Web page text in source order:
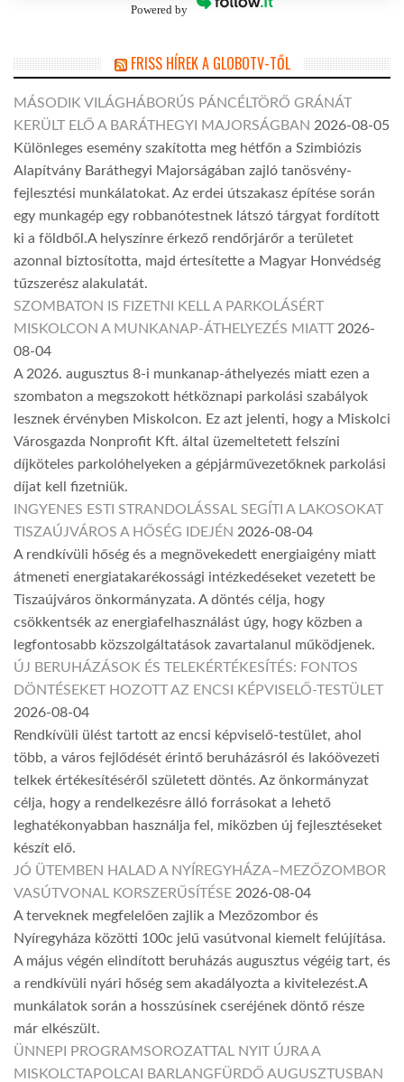
Powered by
FRISS HÍREK A GLOBOTV-TŐL
MÁSODIK VILÁGHÁBORÚS PÁNCÉLTÖRŐ GRÁNÁT
KERÜLT ELŐ A BARÁTHEGYI MAJORSÁGBAN 2026-08-05
Különleges esemény szakította meg hétfőn a Szimbiózis
Alapítvány Baráthegyi Majorságában zajló tanösvény-
fejlesztési munkálatokat. Az erdei útszakasz építése során
egy munkagép egy robbanótestnek látszó tárgyat fordított
ki a földből.A helyszínre érkező rendőrjárőr a területet
azonnal biztosította, majd értesítette a Magyar Honvédség
tűzszerész alakulatát.
SZOMBATON IS FIZETNI KELL A PARKOLÁSÉRT
MISKOLCON A MUNKANAP-ÁTHELYEZÉS MIATT 2026-
08-04
A 2026. augusztus 8-i munkanap-áthelyezés miatt ezen a
szombaton a megszokott hétköznapi parkolási szabályok
lesznek érvényben Miskolcon. Ez azt jelenti, hogy a Miskolci
Városgazda Nonprofit Kft. által üzemeltetett felszíni
díjköteles parkolóhelyeken a gépjárművezetőknek parkolási
díjat kell fizetniük.
INGYENES ESTI STRANDOLÁSSAL SEGÍTI A LAKOSOKAT
TISZAÚJVÁROS A HŐSÉG IDEJÉN 2026-08-04
A rendkívüli hőség és a megnövekedett energiaigény miatt
átmeneti energiatakarékossági intézkedéseket vezetett be
Tiszaújváros önkormányzata. A döntés célja, hogy
csökkentsék az energiafelhasználást úgy, hogy közben a
legfontosabb közszolgáltatások zavartalanul működjenek.
ÚJ BERUHÁZÁSOK ÉS TELEKÉRTÉKESÍTÉS: FONTOS
DÖNTÉSEKET HOZOTT AZ ENCSI KÉPVISELŐ-TESTÜLET
2026-08-04
Rendkívüli ülést tartott az encsi képviselő-testület, ahol
több, a város fejlődését érintő beruházásról és lakóövezeti
telkek értékesítéséről született döntés. Az önkormányzat
célja, hogy a rendelkezésre álló forrásokat a lehető
leghatékonyabban használja fel, miközben új fejlesztéseket
készít elő.
JÓ ÜTEMBEN HALAD A NYÍREGYHÁZA–MEZŐZOMBOR
VASÚTVONAL KORSZERŰSÍTÉSE 2026-08-04
A terveknek megfelelően zajlik a Mezőzombor és
Nyíregyháza közötti 100c jelű vasútvonal kiemelt felújítása.
A május végén elindított beruházás augusztus végéig tart, és
a rendkívüli nyári hőség sem akadályozta a kivitelezést.A
munkálatok során a hosszúsínek cseréjének döntő része
már elkészült.
ÜNNEPI PROGRAMSOROZATTAL NYIT ÚJRA A
MISKOLCTAPOLCAI BARLANGFÜRDŐ AUGUSZTUSBAN